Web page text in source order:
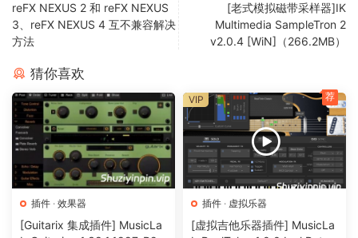
使用 IK 的尖端磁带建模 DSP 单独处理，实现终极音调塑造灵
活性。
SampleTron 2 不仅收录了大量全新的、原始的老式 Mellotron
和 Chamberlin 样本，而且在处理非 Tron 素材方面也同样出
色。在这里，您可以获得令人兴奋的新声音，包括合唱、弦
乐、铜管乐、风琴、钢琴、贝司，甚至合成器和声码器，这些
都是 SampleTron 2 自带的。SampleTron
2 乐器
在 SampleTron 2 中，乐器的“外观”会根据您加载到音轨 A 的
声音自动变化。对于现代的“非 Tron”样本，您会发现经典的白
reFX NEXUS 2 和 reFX NEXUS
3、reFX NEXUS 4 互不兼容解决
方法
[老式模拟磁带采样器]IK
Multimedia SampleTron 2
v2.0.4 [WiN]（266.2MB）
猜你喜欢
插件 · 效果器
[Guitarix 集成插件] MusicLa
插件 · 虚拟乐器
[虚拟吉他乐器插件] MusicLa
VIP 荐